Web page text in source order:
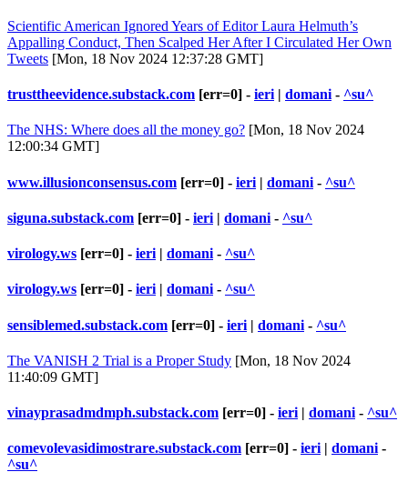
Scientific American Ignored Years of Editor Laura Helmuth’s
Appalling Conduct, Then Scalped Her After I Circulated Her Own
Tweets [Mon, 18 Nov 2024 12:37:28 GMT]
trusttheevidence.substack.com [err=0] - ieri | domani - ^su^
The NHS: Where does all the money go? [Mon, 18 Nov 2024
12:00:34 GMT]
www.illusionconsensus.com [err=0] - ieri | domani - ^su^
siguna.substack.com [err=0] - ieri | domani - ^su^
virology.ws [err=0] - ieri | domani - ^su^
virology.ws [err=0] - ieri | domani - ^su^
sensiblemed.substack.com [err=0] - ieri | domani - ^su^
The VANISH 2 Trial is a Proper Study [Mon, 18 Nov 2024
11:40:09 GMT]
vinayprasadmdmph.substack.com [err=0] - ieri | domani - ^su^
comevolevasidimostrare.substack.com [err=0] - ieri | domani -
^su^